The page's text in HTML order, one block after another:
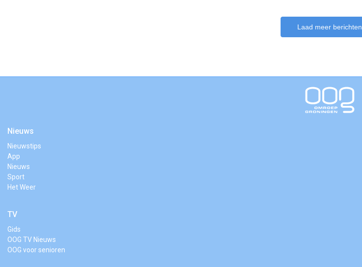
Laad meer berichten
Nieuws
Nieuwstips
App
Nieuws
Sport
Het Weer
TV
Gids
OOG TV Nieuws
OOG voor senioren